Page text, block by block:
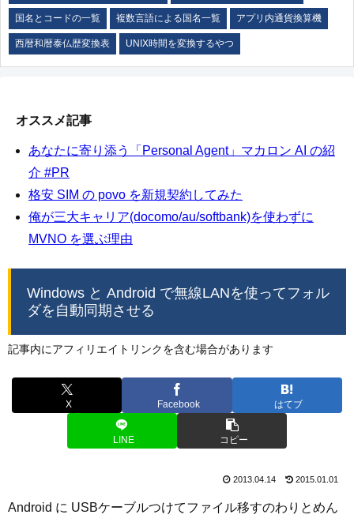
国名とコードの一覧 複数言語による国名一覧 アプリ内通貨換算機
西暦和暦泰仏歴変換表 UNIX時間を変換するやつ
オススメ記事
あなたに寄り添う「Personal Agent」マカロン AI の紹
介 #PR
格安 SIM の povo を新規契約してみた
俺が三大キャリア(docomo/au/softbank)を使わずに
MVNO を選ぶ理由
Windows と Android で無線LANを使ってフォル
ダを自動同期させる
記事内にアフィリエイトリンクを含む場合があります
X Facebook はてブ
LINE コピー
2013.04.14 2015.01.01
Android に USBケーブルつけてファイル移すのわりとめん